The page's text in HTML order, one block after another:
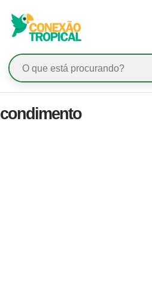
condimento